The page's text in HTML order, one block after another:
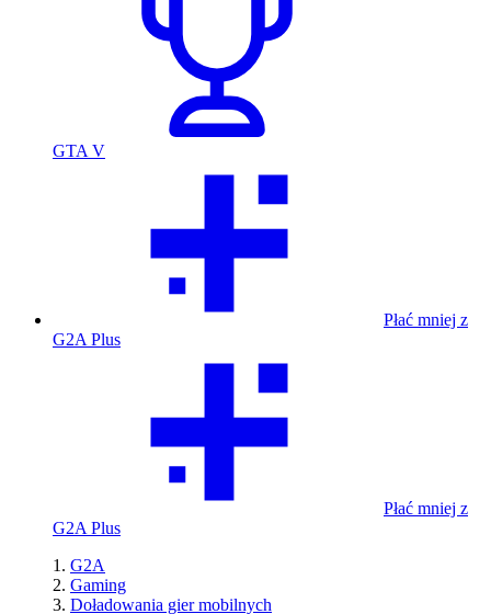
GTA V
Płać mniej z
G2A Plus
Płać mniej z
G2A Plus
G2A
Gaming
Doładowania gier mobilnych